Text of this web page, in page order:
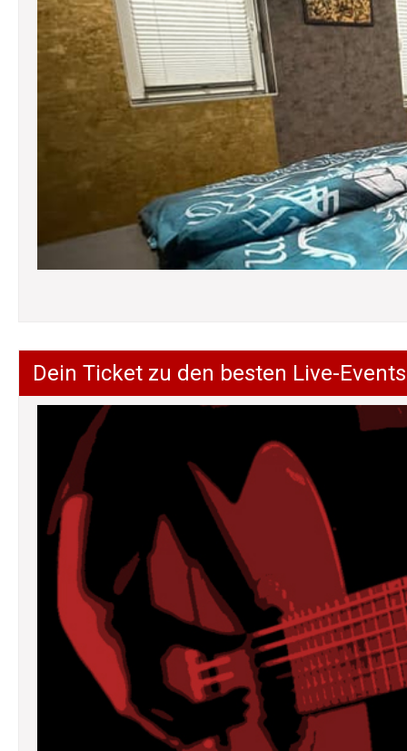
Dein Ticket zu den besten Live-Events